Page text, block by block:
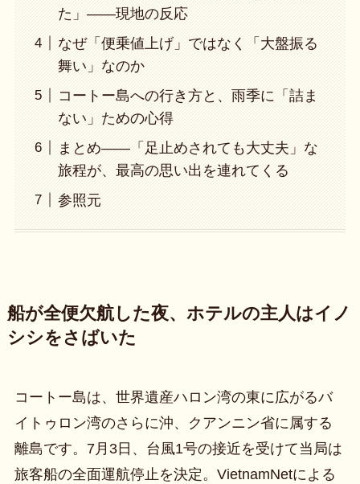
た」——現地の反応
なぜ「便乗値上げ」ではなく「大盤振る
舞い」なのか
コートー島への行き方と、雨季に「詰ま
ない」ための心得
まとめ——「足止めされても大丈夫」な
旅程が、最高の思い出を連れてくる
参照元
船が全便欠航した夜、ホテルの主人はイノ
シシをさばいた
コートー島は、世界遺産ハロン湾の東に広がるバ
イトゥロン湾のさらに沖、クアンニン省に属する
離島です。7月3日、台風1号の接近を受けて当局は
旅客船の全面運航停止を決定。VietnamNetによる